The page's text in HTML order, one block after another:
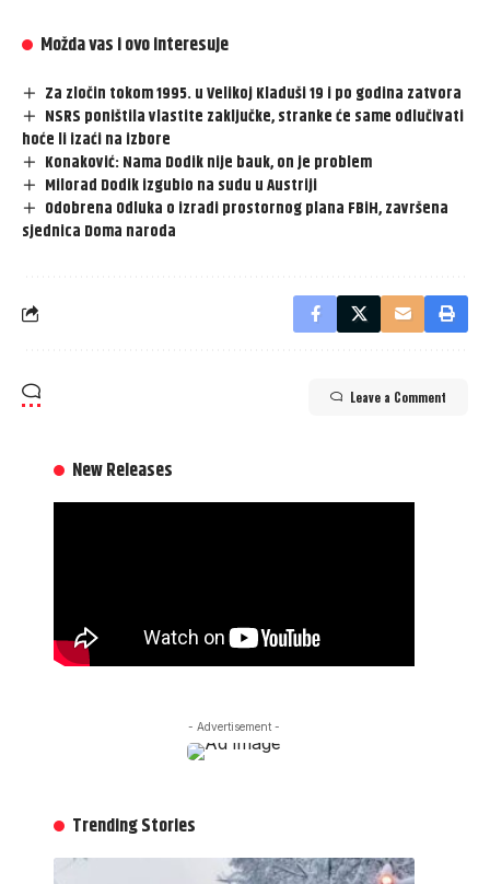
Možda vas i ovo interesuje
Za zločin tokom 1995. u Velikoj Kladuši 19 i po godina zatvora
NSRS poništila vlastite zaključke, stranke će same odlučivati
hoće li izaći na izbore
Konaković: Nama Dodik nije bauk, on je problem
Milorad Dodik izgubio na sudu u Austriji
Odobrena Odluka o izradi prostornog plana FBiH, završena
sjednica Doma naroda
Leave a Comment
New Releases
- Advertisement -
Trending Stories